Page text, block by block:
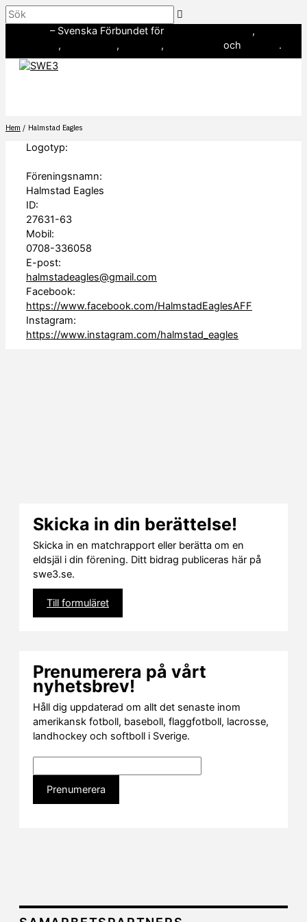
Hoppa
till
Sök
– Svenska Förbundet för
,
, , , och .
Hem Halmstad Eagles
Logotyp:
Föreningsnamn:
Halmstad Eagles
ID:
27631-63
Mobil:
0708-336058
E-post:
halmstadeagles@gmail.com
Facebook:
https://www.facebook.com/HalmstadEaglesAFF
Instagram:
https://www.instagram.com/halmstad_eagles
Skicka in din berättelse!
Skicka in en matchrapport eller berätta om en
eldsjäl i din förening. Ditt bidrag publiceras här på
swe3.se.
Till formuläret
Prenumerera på vårt
nyhetsbrev!
Håll dig uppdaterad om allt det senaste inom
amerikansk fotboll, baseboll, flaggfotboll, lacrosse,
landhockey och softboll i Sverige.